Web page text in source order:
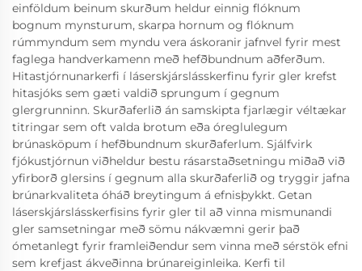
einföldum beinum skurðum heldur einnig flóknum
bognum mynsturum, skarpa hornum og flóknum
rúmmyndum sem myndu vera áskoranir jafnvel fyrir mest
faglega handverkamenn með hefðbundnum aðferðum.
Hitastjórnunarkerfi í láserskjárslásskerfinu fyrir gler krefst
hitasjóks sem gæti valdið sprungum í gegnum
glergrunninn. Skurðaferlið án samskipta fjarlægir véltækar
titringar sem oft valda brotum eða óreglulegum
brúnasköpum í hefðbundnum skurðaferlum. Sjálfvirk
fjókustjórnun viðheldur bestu rásarstaðsetningu miðað við
yfirborð glersins í gegnum alla skurðaferlið og tryggir jafna
brúnarkvaliteta óháð breytingum á efnisþykkt. Getan
láserskjárslásskerfisins fyrir gler til að vinna mismunandi
gler samsetningar með sömu nákvæmni gerir það
ómetanlegt fyrir framleiðendur sem vinna með sérstök efni
sem krefjast ákveðinna brúnareiginleika. Kerfi til